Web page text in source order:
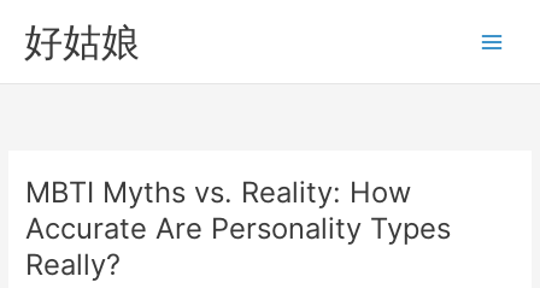
好姑娘
MBTI Myths vs. Reality: How
Accurate Are Personality Types
Really?